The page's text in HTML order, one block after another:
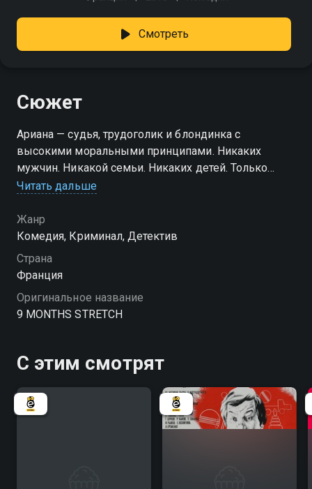
Смотреть
Сюжет
Ариана — судья, трудоголик и блондинка с
высокими моральными принципами. Никаких
мужчин. Никакой семьи. Никаких детей. Только
работа, только закон. Кошмарная новость — и конец
— кричит Ариана, начиная расследование самого
невероятного дела в своей жизни! "9 месяцев
строгого режима" - смотрите онлайн в хорошем
качестве.
Читать дальше
Жанр
Комедия, Криминал, Детектив
Страна
Франция
Оригинальное название
9 MONTHS STRETCH
С этим смотрят